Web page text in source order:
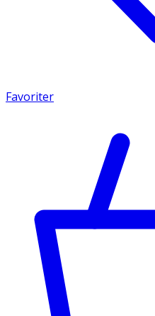
Favoriter